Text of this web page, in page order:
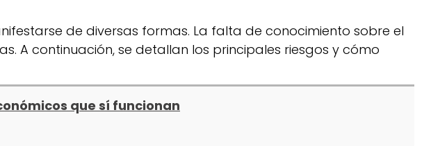
de diversas formas. La falta de conocimiento sobre el
A continuación, se detallan los principales riesgos y cómo
que sí funcionan